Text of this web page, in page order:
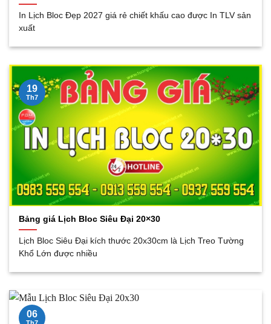
In Lịch Bloc Đẹp 2027 giá rẻ chiết khấu cao được In TLV sản
xuất
Bảng giá Lịch Bloc Siêu Đại 20×30
Lịch Bloc Siêu Đại kích thước 20x30cm là Lịch Treo Tường
Khổ Lớn được nhiều
19
Th7
06